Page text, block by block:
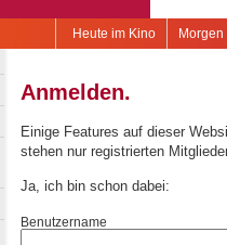
Heute im Kino
Anmelden.
Einige Features auf dieser
stehen nur registrierten
Ja, ich bin schon dabei:
Benutzername